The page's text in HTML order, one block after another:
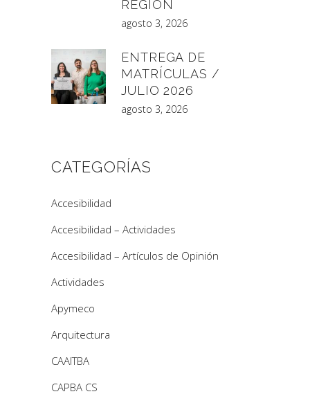
REGIÓN
agosto 3, 2026
ENTREGA DE
MATRÍCULAS /
JULIO 2026
agosto 3, 2026
CATEGORÍAS
Accesibilidad
Accesibilidad – Actividades
Accesibilidad – Artículos de Opinión
Actividades
Apymeco
Arquitectura
CAAITBA
CAPBA CS